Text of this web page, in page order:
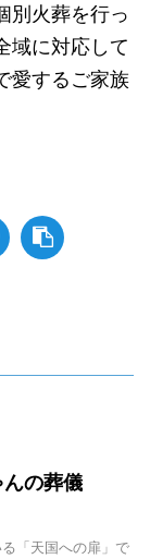
別火葬を行っ
域に対応して
愛するご家族
んの葬儀
「天国への扉」で